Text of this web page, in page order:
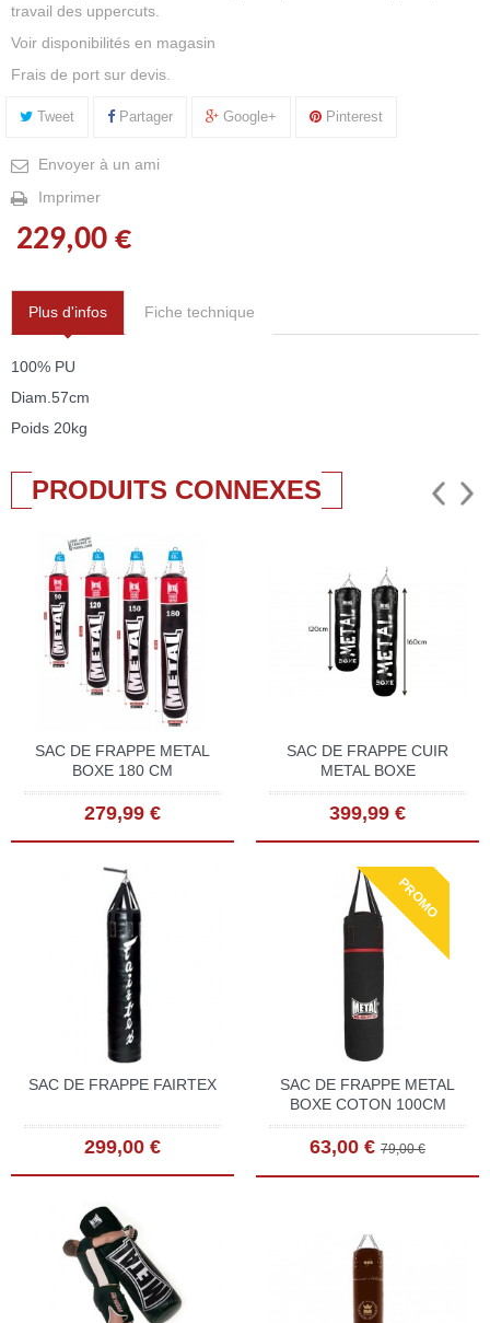
travail des uppercuts.
Voir disponibilités en magasin
Frais de port sur devis.
Tweet Partager Google+ Pinterest
Envoyer à un ami
Imprimer
229,00 €
Plus d'infos Fiche technique
100% PU
Diam.57cm
Poids 20kg
PRODUITS CONNEXES
SAC DE FRAPPE METAL
BOXE 180 CM
279,99 €
SAC DE FRAPPE CUIR
METAL BOXE
399,99 €
SAC DE FRAPPE FAIRTEX
299,00 €
PROMO
SAC DE FRAPPE METAL
BOXE COTON 100CM
63,00 € 79,00 €